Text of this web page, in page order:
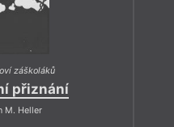
záškoláků
přiznání
M. Heller